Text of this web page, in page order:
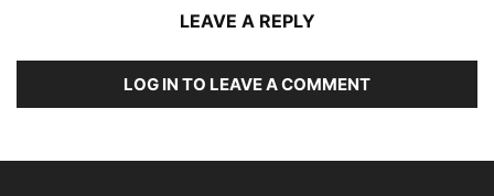
LEAVE A REPLY
LOG IN TO LEAVE A COMMENT